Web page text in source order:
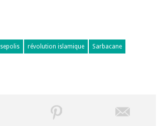
révolution islamique Sarbacane